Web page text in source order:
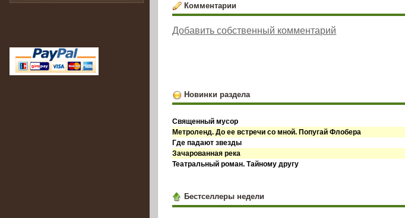
Комментарии
Добавить собственный комментарий
Новинки раздела
Священный мусор
Метроленд. До ее встречи со мной. Попугай Флобера
Где падают звезды
Зачарованная река
Театральный роман. Тайному другу
Бестселлеры недели